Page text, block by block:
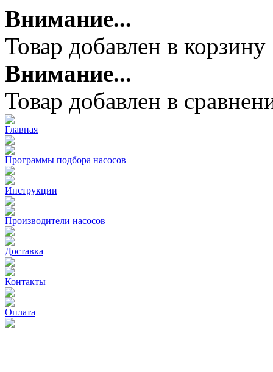
Внимание...
Товар добавлен в корзину
Внимание...
Товар добавлен в
Главная
Программы подбора насосов
Инструкции
Производители насосов
Доставка
Контакты
Оплата